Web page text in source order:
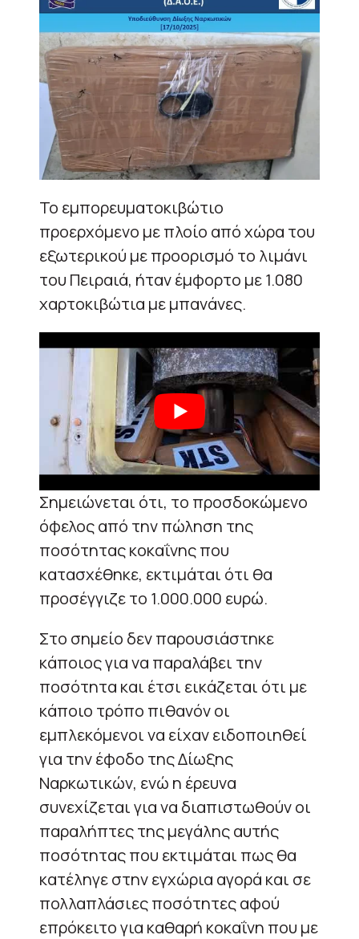
Το εμπορευματοκιβώτιο
προερχόμενο με πλοίο από χώρα του
εξωτερικού με προορισμό το λιμάνι
του Πειραιά, ήταν έμφορτο με 1.080
χαρτοκιβώτια με μπανάνες.
Σημειώνεται ότι, το προσδοκώμενο
όφελος από την πώληση της
ποσότητας κοκαΐνης που
κατασχέθηκε, εκτιμάται ότι θα
προσέγγιζε το 1.000.000 ευρώ.
Στο σημείο δεν παρουσιάστηκε
κάποιος για να παραλάβει την
ποσότητα και έτσι εικάζεται ότι με
κάποιο τρόπο πιθανόν οι
εμπλεκόμενοι να είχαν ειδοποιηθεί
για την έφοδο της Δίωξης
Ναρκωτικών, ενώ η έρευνα
συνεχίζεται για να διαπιστωθούν οι
παραλήπτες της μεγάλης αυτής
ποσότητας που εκτιμάται πως θα
κατέληγε στην εγχώρια αγορά και σε
πολλαπλάσιες ποσότητες αφού
επρόκειτο για καθαρή κοκαΐνη που με